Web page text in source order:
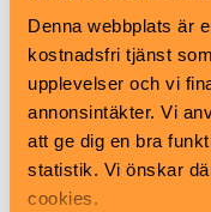
Denna webbplats är
kostnadsfri tjänst
upplevelser och vi
annonsintäkter. Vi
att ge dig en bra
statistik. Vi önskar
cookies.
När
Naturreservaten är
runt alla dagar i
Pris
Det är alltid gratis
Bra att veta
Okej med matsäck